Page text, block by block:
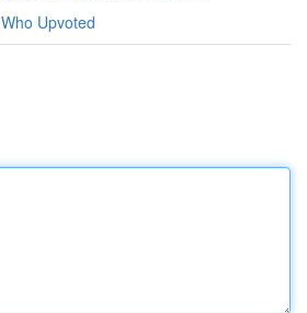
Who Upvoted